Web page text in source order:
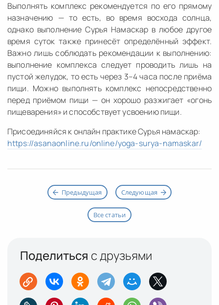
Выполнять комплекс рекомендуется по его прямому
назначению — то есть, во время восхода солнца,
однако выполнение Сурья Намаскар в любое другое
время суток также принесёт определённый эффект.
Важно лишь соблюдать рекомендации к выполнению:
выполнение комплекса следует проводить лишь на
пустой желудок, то есть через 3–4 часа после приёма
пищи. Можно выполнять комплекс непосредственно
перед приёмом пищи — он хорошо разжигает «огонь
пищеварения» и способствует усвоению пищи.
Присоединяйся к онлайн практике Сурья намаскар:
https://asanaonline.ru/online/yoga-surya-namaskar/
Предыдущая Следующая
Все статьи
Поделиться с друзьями